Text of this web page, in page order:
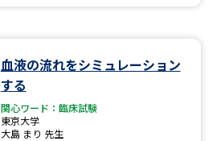
血液の流れをシミュレーション
する
関心ワード：臨床試験
東京大学
大島 まり 先生